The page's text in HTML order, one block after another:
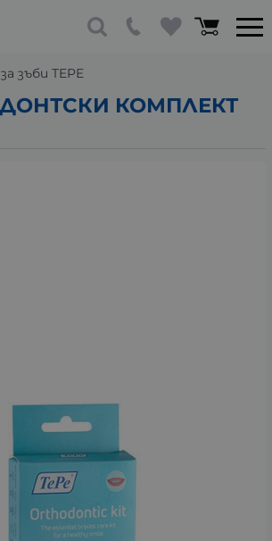
зъби TEPE
КОМПЛЕКТ